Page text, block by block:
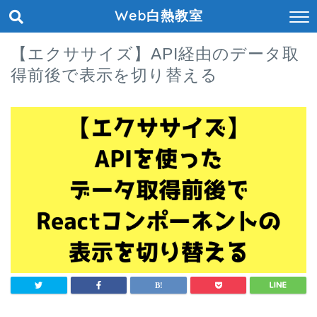
Web白熱教室
【エクササイズ】API経由のデータ取
得前後で表示を切り替える